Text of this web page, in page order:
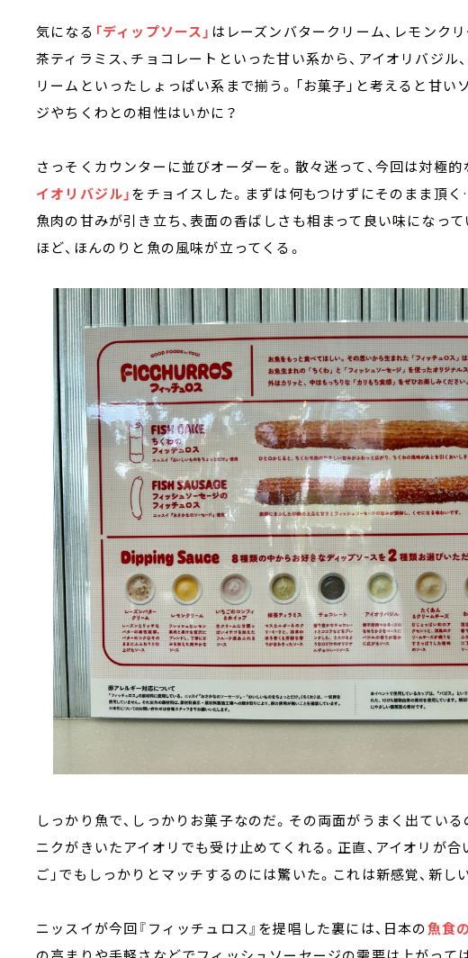
気になる 「ディップソース」 はレーズンバタークリーム、レモンク
茶ティラミス、チョコレートといった甘い系から、アイオリバジル
リームといったしょっぱい系まで揃う。「お菓子」と考えると甘い
ジやちくわとの相性はいかに？
さっそくカウンターに並びオーダーを。散々迷って、今回は対極的
イオリバジル」をチョイスした。まずは何もつけずにそのまま頂
魚肉の甘みが引き立ち、表面の香ばしさも相まって良い味になっ
ほど、ほんのりと魚の風味が立ってくる。
しっかり魚で、しっかりお菓子なのだ。その両面がうまく出ている
ニクがきいたアイオリでも受け止めてくれる。正直、アイオリが合
ご」でもしっかりとマッチするのには驚いた。これは新感覚、新し
ニッスイが今回『フィッチュロス』を提唱した裏には、日本の魚食